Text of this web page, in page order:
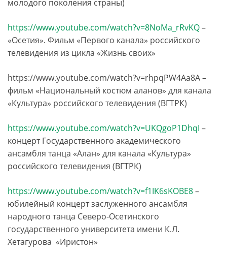
молодого поколения страны)
https://www.youtube.com/watch?v=8NoMa_rRvKQ–
«Осетия». Фильм «Первого канала» российского
телевидения из цикла «Жизнь своих»
https://www.youtube.com/watch?v=rhpqPW4Aa8A –
фильм «Национальный костюм аланов» для канала
«Культура» российского телевидения (ВГТРК)
https://www.youtube.com/watch?v=UKQgoP1DhqI –
концерт Государственного академического
ансамбля танца «Алан» для канала «Культура»
российского телевидения (ВГТРК)
https://www.youtube.com/watch?v=f1IK6sKOBE8–
юбилейный концерт заслуженного ансамбля
народного танца Северо-Осетинского
государственного университета имени К.Л.
Хетагурова «Иристон»